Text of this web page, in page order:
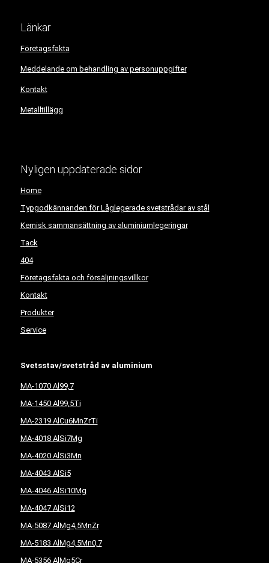
Länkar
Företagsfakta
Meddelande om behandling av personuppgifter
Kontakt
Metalltillägg
Nyligen uppdaterade sidor
Home
Typgodkännanden för Låglegerade svetstrådar av stål
Kemisk sammansättning av aluminiumlegeringar
Tack
404
Företagsfakta och försäljningsvillkor
Kontakt
Produkter
Service
Svetsstav/svetstråd av aluminium
MA-1070 Al99,7
MA-1450 Al99,5Ti
MA-2319 AlCu6MnZrTi
MA-4018 AlSi7Mg
MA-4020 AlSi3Mn
MA-4043 AlSi5
MA-4046 AlSi10Mg
MA-4047 AlSi12
MA-5087 AlMg4,5MnZr
MA-5183 AlMg4,5Mn0,7
MA-5356 AlMg5Cr